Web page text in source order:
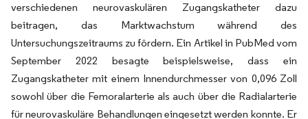
verschiedenen neurovaskulären Zugangskatheter dazu
beitragen, das Marktwachstum während des
Untersuchungszeitraums zu fördern. Ein Artikel in PubMed vom
September 2022 besagte beispielsweise, dass ein
Zugangskatheter mit einem Innendurchmesser von 0,096 Zoll
sowohl über die Femoralarterie als auch über die Radialarterie
für neurovaskuläre Behandlungen eingesetzt werden konnte. Er